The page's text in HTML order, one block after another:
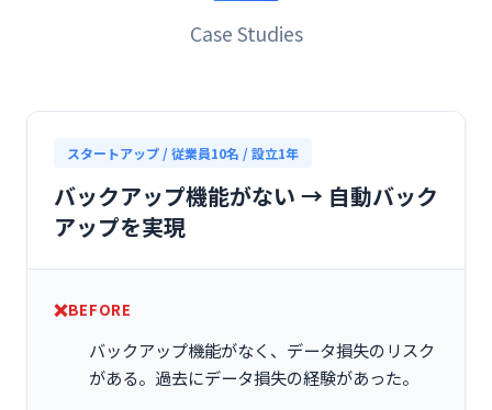
Case Studies
スタートアップ / 従業員10名 / 設立1年
バックアップ機能がない → 自動バック
アップを実現
BEFORE
バックアップ機能がなく、データ損失のリスク
がある。過去にデータ損失の経験があった。